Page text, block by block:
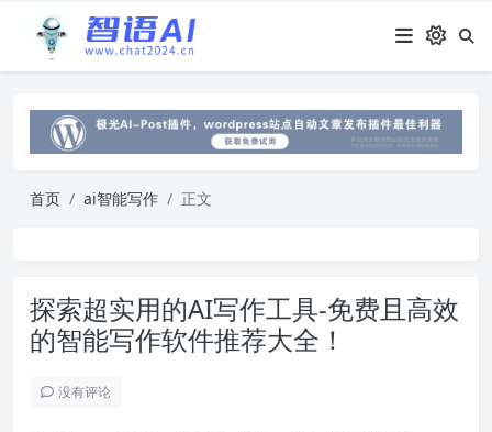
首页 ai智能写作 正文
探索超实用的AI写作工具-免费且高效
的智能写作软件推荐大全！
没有评论